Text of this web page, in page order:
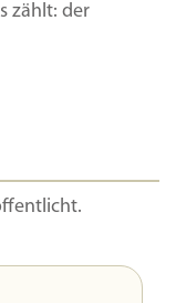
zählt: der